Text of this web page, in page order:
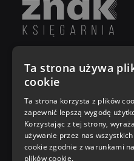
Poniedziałek - Piątek
8:00 - 18:00
[email protected]
Bądź z nami na
Ta strona używa
cookie
Ta strona korzysta z plików
zapewnić lepszą wygodę
Korzystając z tej strony,
używanie przez nas
cookie zgodnie z warunkami
plików cookie.